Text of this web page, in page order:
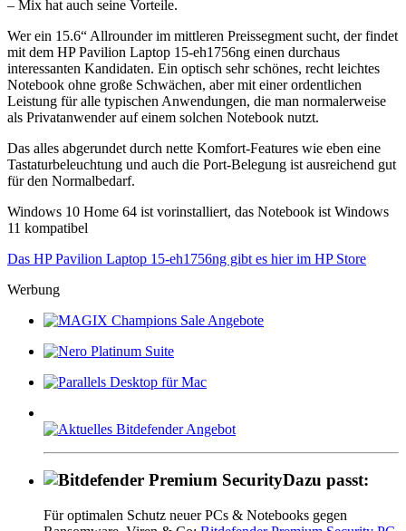
– Mix hat auch seine Vorteile.
Wer ein 15.6“ Allrounder im mittleren Preissegment sucht, der findet
mit dem HP Pavilion Laptop 15-eh1756ng einen durchaus
interessanten Kandidaten. Ein optisch sehr schönes, recht leichtes
Notebook ohne große Schwächen, aber mit einer ordentlichen
Leistung für alle typischen Anwendungen, die man normalerweise
als Privatanwender auf einem solchen Notebook nutzt.
Das alles abgerundet durch nette Komfort-Features wie eben eine
Tastaturbeleuchtung und auch die Port-Belegung ist ausreichend gut
für den Normalbedarf.
Windows 10 Home 64 ist vorinstalliert, das Notebook ist Windows
11 kompatibel
Das HP Pavilion Laptop 15-eh1756ng gibt es hier im HP Store
Werbung
Dazu passt:
Für optimalen Schutz neuer PCs & Notebooks gegen